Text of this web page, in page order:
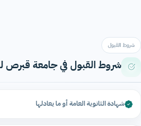
شروط القبول
شروط القبول في جامعة قبرص
شهادة الثانوية العامة أو ما يعادلها